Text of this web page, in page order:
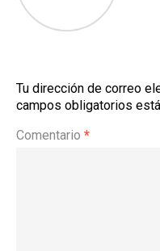
Tu dirección de correo
campos obligatorios
Comentario *